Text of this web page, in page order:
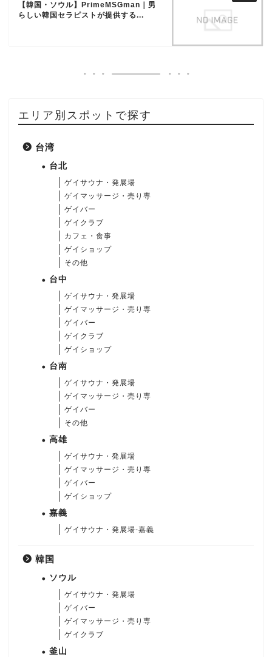
【韓国・ソウル】PrimeMSGman｜男
らしい韓国セラピストが提供する...
エリア別スポットで探す
台湾
台北
ゲイサウナ・発展場
ゲイマッサージ・売り専
ゲイバー
ゲイクラブ
カフェ・食事
ゲイショップ
その他
台中
ゲイサウナ・発展場
ゲイマッサージ・売り専
ゲイバー
ゲイクラブ
ゲイショップ
台南
ゲイサウナ・発展場
ゲイマッサージ・売り専
ゲイバー
その他
高雄
ゲイサウナ・発展場
ゲイマッサージ・売り専
ゲイバー
ゲイショップ
嘉義
ゲイサウナ・発展場-嘉義
韓国
ソウル
ゲイサウナ・発展場
ゲイバー
ゲイマッサージ・売り専
ゲイクラブ
釜山